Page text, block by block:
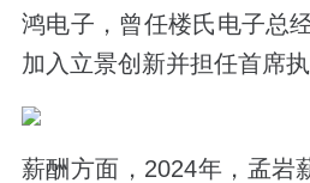
鸿电子，曾任楼氏电子总
加入立景创新并担任首席执
薪酬方面，2024年，孟岩